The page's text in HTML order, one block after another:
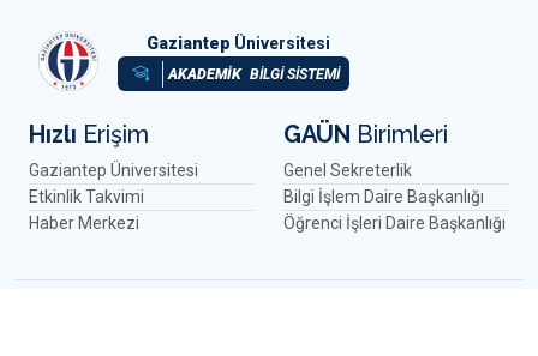
Gaziantep Üniversitesi
AKADEMİK BİLGİ SİSTEMİ
Hızlı Erişim
Gaziantep Üniversitesi
Etkinlik Takvimi
Haber Merkezi
GAÜN Birimleri
Genel Sekreterlik
Bilgi İşlem Daire Başkanlığı
Öğrenci İşleri Daire Başkanlığı